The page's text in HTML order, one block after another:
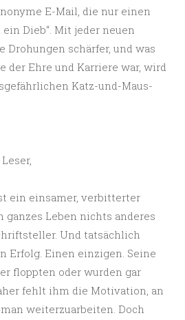
E-Mail, die nur einen
Dieb“. Mit jeder neuen
Drohungen schärfer, und was
der Ehre und Karriere war, wird
Katz-und-Maus-
ein einsamer, verbitterter
ganzes Leben nichts anderes
Und tatsächlich
Erfolg. Einen einzigen. Seine
floppten oder wurden gar
fehlt ihm die Motivation, an
weiterzuarbeiten. Doch